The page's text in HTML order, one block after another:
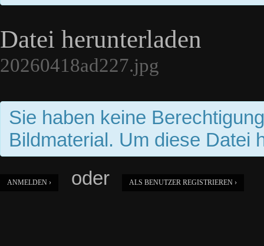
Datei herunterladen
20260418ad227.jpg
Sie haben keine
Bildmaterial. Um diese Datei
ANMELDEN › oder ALS BENUTZER REGISTRIEREN ›